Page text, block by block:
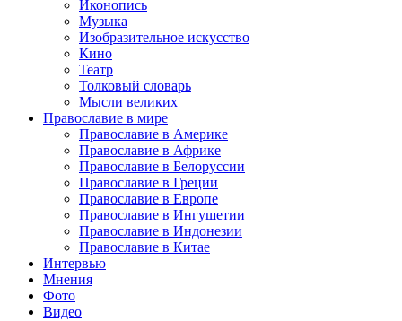
Иконопись
Музыка
Изобразительное искусство
Кино
Театр
Толковый словарь
Мысли великих
Православие в мире
Православие в Америке
Православие в Африке
Православие в Белоруссии
Православие в Греции
Православие в Европе
Православие в Ингушетии
Православие в Индонезии
Православие в Китае
Интервью
Мнения
Фото
Видео